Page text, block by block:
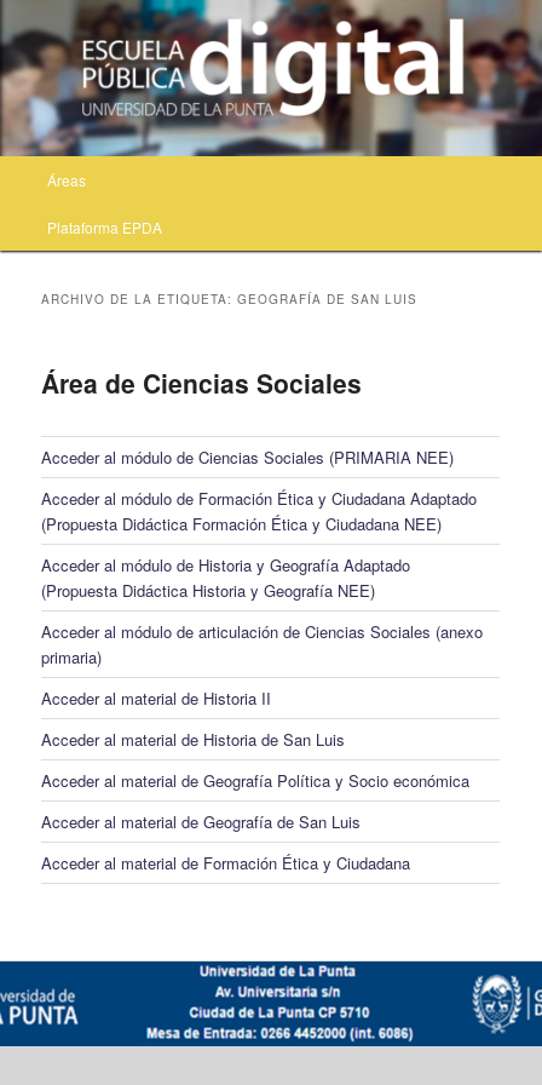
Menú principal
Ir al contenido principal
Ir al contenido secundario
Áreas
Plataforma EPDA
ARCHIVO DE LA ETIQUETA:GEOGRAFÍA DE SAN LUIS
Área de Ciencias Sociales
Acceder al módulo de Ciencias Sociales (PRIMARIA NEE)
Acceder al módulo de Formación Ética y Ciudadana Adaptado
(Propuesta Didáctica Formación Ética y Ciudadana NEE)
Acceder al módulo de Historia y Geografía Adaptado
(Propuesta Didáctica Historia y Geografía NEE)
Acceder al módulo de articulación de Ciencias Sociales (anexo
primaria)
Acceder al material de Historia II
Acceder al material de Historia de San Luis
Acceder al material de Geografía Política y Socio económica
Acceder al material de Geografía de San Luis
Acceder al material de Formación Ética y Ciudadana